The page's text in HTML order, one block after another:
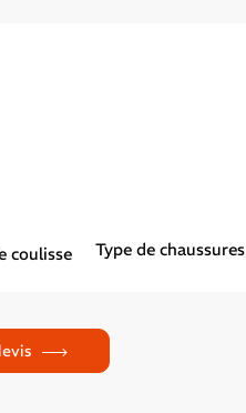
coulisse Type de chaussures